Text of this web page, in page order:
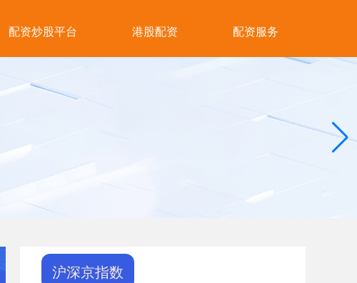
配资炒股平台 港股配资 配资服务
沪深京指数